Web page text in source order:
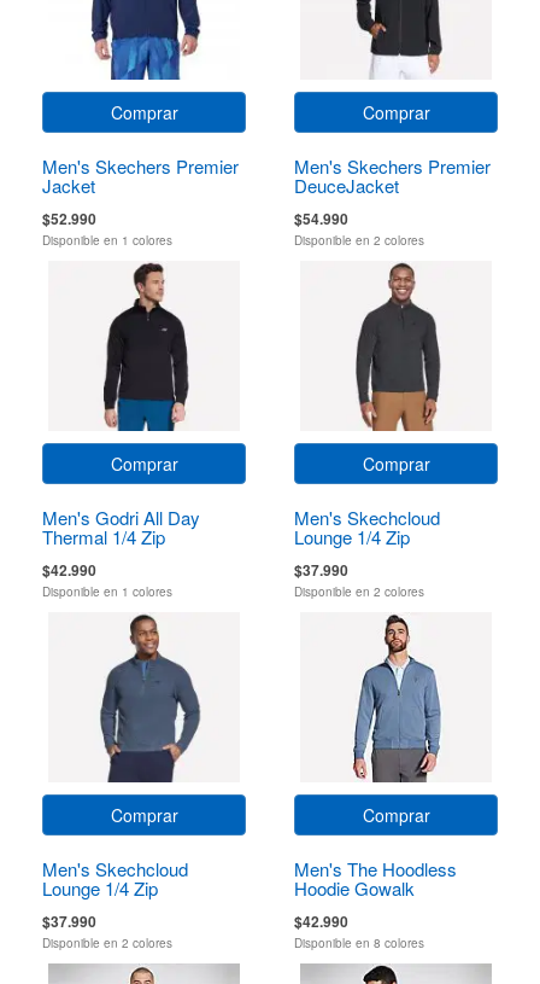
Comprar
Men's Skechers Premier
Jacket
$52.990
Disponible en 1 colores
Comprar
Men's Skechers Premier
DeuceJacket
$54.990
Disponible en 2 colores
Comprar
Men's Godri All Day
Thermal 1/4 Zip
$42.990
Disponible en 1 colores
Comprar
Men's Skechcloud
Lounge 1/4 Zip
$37.990
Disponible en 2 colores
Comprar
Men's Skechcloud
Lounge 1/4 Zip
$37.990
Disponible en 2 colores
Comprar
Men's The Hoodless
Hoodie Gowalk
$42.990
Disponible en 8 colores